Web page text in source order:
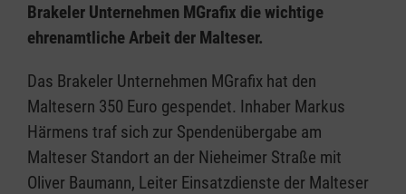
Brakeler Unternehmen MGrafix die wichtige
ehrenamtliche Arbeit der Malteser.
Das Brakeler Unternehmen MGrafix hat den
Maltesern 350 Euro gespendet. Inhaber Markus
Härmens traf sich zur Spendenübergabe am
Malteser Standort an der Nieheimer Straße mit
Oliver Baumann, Leiter Einsatzdienste der Malteser